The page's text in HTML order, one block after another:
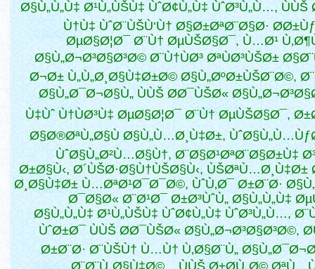
Ø§Ù„Ù„Ù‡ Ø¹Ù„ÙŠÙ‡ ÙˆØ¢Ù„Ù‡ ÙˆØ³Ù„Ù…,
Ù†Ù‡ ÙˆØ¨ÙŠÙ‘Ù† Ø§Ø±ØªØ¨Ø§Ø·
ØµØ§Ø¦Ø¯ Ø¨Ù† ØµÙŠØ§Ø¯, Ù…Ø¹
Ø§Ù„Ø¬Ø³Ø§Ø³Ø© Ø¨Ù†ÙØ³ ØªÙØ³ÙŠØ±
Ø¬Ø± Ù„Ù„Ø¸Ø§Ù‡Ø±Ø© Ø§Ù„ØºØ±ÙŠØ¨Ø©,
Ø§Ù„Ø¯Ø¬Ø§Ù„ ÙÙŠ Ø­Ø¯ÙŠØ«
Ù‡Ùˆ Ù†ÙØ³Ù‡ ØµØ§Ø¦Ø¯ Ø¨Ù† ØµÙŠØ§Ø¯,
Ø§Ø®ØªÙ„Ø§Ù Ø§Ù„Ù…Ø¸Ù‡Ø±,
ÙˆØ§Ù„Ø²Ù…Ø§Ù†, Ø¨Ø§Ø¹ØªØ¨Ø§Ø±Ù‡
Ø±Ø§Ù‹, Ø´ÙŠØ·Ø§Ù†ÙŠØ§Ù‹, ÙŠØªÙ…Ø¸Ù‡Ø±
Ø¸Ø§Ù‡Ø± Ù…ØªØ¹Ø¯Ø¯Ø©, ÙˆÙ‚Ø¯ Ø±Ø¨Ø·
Ø¯Ø§Ø« Ø¨Ø¹Ø¯ Ø±Ø³ÙˆÙ„ Ø§Ù„Ù„Ù‡
Ø§Ù„Ù„Ù‡ Ø¹Ù„ÙŠÙ‡ ÙˆØ¢Ù„Ù‡ ÙˆØ³Ù„Ù…,
ÙˆØ±Ø¯ ÙÙŠ Ø­Ø¯ÙŠØ« Ø§Ù„Ø¬Ø³Ø§Ø³Ø©,
Ø±Ø¨Ø· Ø¨ÙŠÙ† Ù…Ù† Ù‚Ø§Ø¨Ù„
Ø¨Ø¨Ù„Ø§Ù‡Ø© _ ÙÙŠ Ø±Ø­Ù„Ø©